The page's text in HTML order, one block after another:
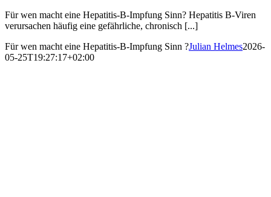
Für wen macht eine Hepatitis-B-Impfung Sinn? Hepatitis B-Viren
verursachen häufig eine gefährliche, chronisch [...]
Für wen macht eine Hepatitis-B-Impfung Sinn ?Julian Helmes2026-
05-25T19:27:17+02:00